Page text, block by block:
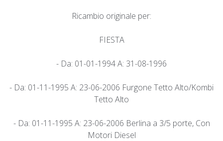
Ricambio originale per:
FIESTA
- Da: 01-01-1994 A: 31-08-1996
- Da: 01-11-1995 A: 23-06-2006 Furgone Tetto Alto/Kombi
Tetto Alto
- Da: 01-11-1995 A: 23-06-2006 Berlina a 3/5 porte, Con
Motori Diesel